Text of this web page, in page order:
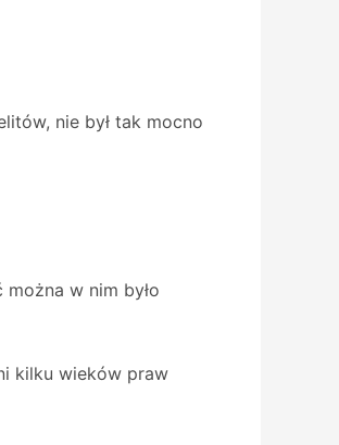
nie był tak mocno
w nim było
kilku wieków praw